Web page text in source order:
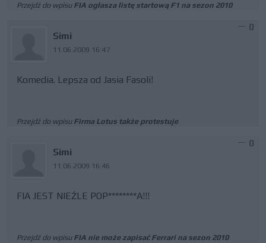
Przejdź do wpisu FIA ogłasza listę startową F1 na sezon 2010
Simi
11.06.2009 16:47
0
Komedia. Lepsza od Jasia Fasoli!
Przejdź do wpisu Firma Lotus także protestuje
Simi
11.06.2009 16:46
0
FIA JEST NIEŹLE POP********A!!!
Przejdź do wpisu FIA nie może zapisać Ferrari na sezon 2010